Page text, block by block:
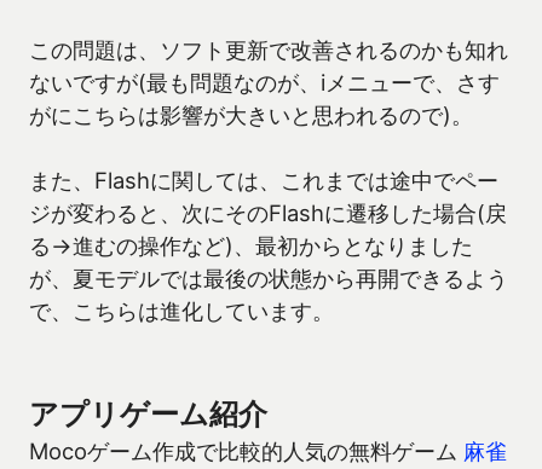
この問題は、ソフト更新で改善されるのかも知れ
ないですが(最も問題なのが、iメニューで、さす
がにこちらは影響が大きいと思われるので)。
また、Flashに関しては、これまでは途中でペー
ジが変わると、次にそのFlashに遷移した場合(戻
る→進むの操作など)、最初からとなりました
が、夏モデルでは最後の状態から再開できるよう
で、こちらは進化しています。
アプリゲーム紹介
Mocoゲーム作成で比較的人気の無料ゲーム 麻雀